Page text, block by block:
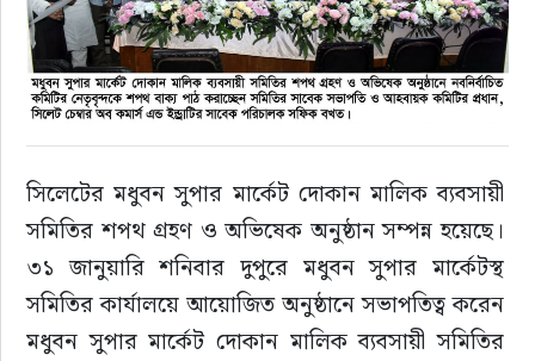
সিলেটের মধুবন সুপার মার্কেট দোকান মালিক ব্যবসায়ী
সমিতির শপথ গ্রহণ ও অভিষেক অনুষ্ঠান সম্পন্ন হয়েছে।
৩১ জানুয়ারি শনিবার দুপুরে মধুবন সুপার মার্কেটস্থ
সমিতির কার্যালয়ে আয়োজিত অনুষ্ঠানে সভাপতিত্ব করেন
মধুবন সুপার মার্কেট দোকান মালিক ব্যবসায়ী সমিতির